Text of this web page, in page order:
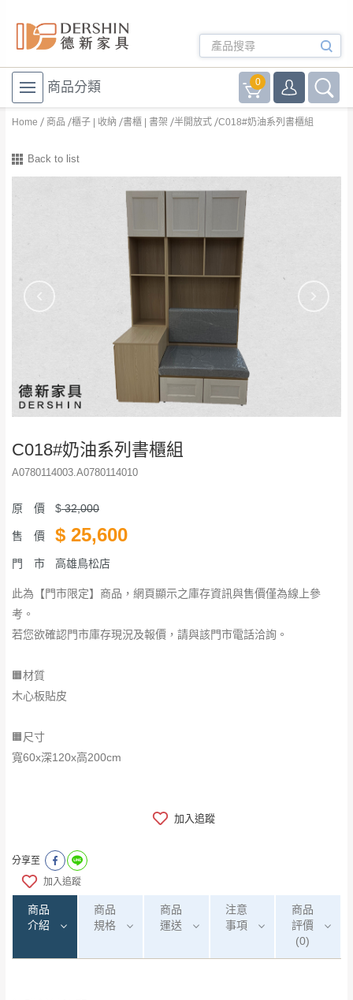
商品分類 0
Home 商品 櫃子 | 收納 書櫃 | 書架 半開放式 C018#奶油系列書櫃組
Back to list
C018#奶油系列書櫃組
A0780114003.A0780114010
原 價 $32,000
售 價 $ 25,600
門 市 高雄鳥松店
此為【門市限定】商品，網頁顯示之庫存資訊與售價僅為線上參
考。
若您欲確認門市庫存現況及報價，請與該門市電話洽詢。
🟧材質
木心板貼皮
🟧尺寸
寬60x深120x高200cm
加入追蹤
分享至
加入追蹤
商品
介紹
商品
規格
商品
運送
注意
事項
商品
評價
(0)